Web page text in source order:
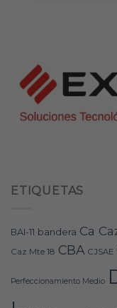
ETIQUETAS
BAI-11 bandera Ca
Caz Mte 18 CBA CJSAE
Perfeccionamiento Medio